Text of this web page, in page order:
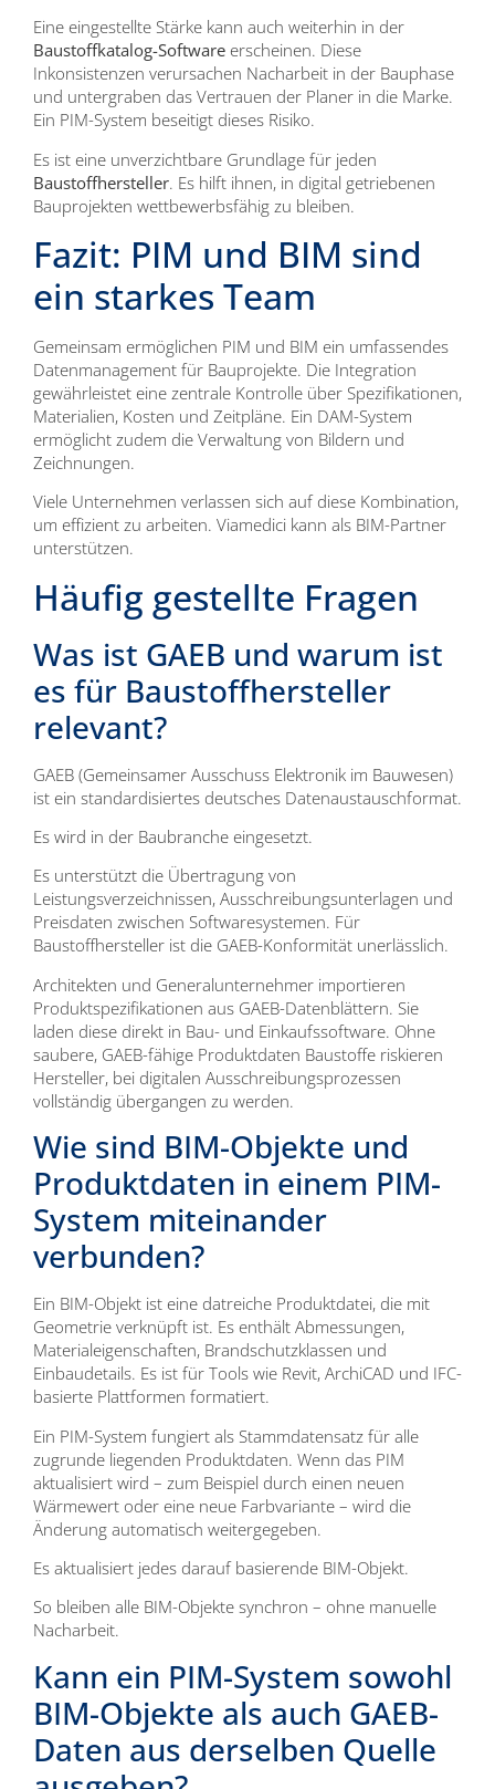
Eine eingestellte Stärke kann auch weiterhin in der
Baustoffkatalog-Software erscheinen. Diese
Inkonsistenzen verursachen Nacharbeit in der Bauphase
und untergraben das Vertrauen der Planer in die Marke.
Ein PIM-System beseitigt dieses Risiko.
Es ist eine unverzichtbare Grundlage für jeden
Baustoffhersteller. Es hilft ihnen, in digital getriebenen
Bauprojekten wettbewerbsfähig zu bleiben.
Fazit: PIM und BIM sind
ein starkes Team
Gemeinsam ermöglichen PIM und BIM ein umfassendes
Datenmanagement für Bauprojekte. Die Integration
gewährleistet eine zentrale Kontrolle über Spezifikationen,
Materialien, Kosten und Zeitpläne. Ein DAM-System
ermöglicht zudem die Verwaltung von Bildern und
Zeichnungen.
Viele Unternehmen verlassen sich auf diese Kombination,
um effizient zu arbeiten. Viamedici kann als BIM-Partner
unterstützen.
Häufig gestellte Fragen
Was ist GAEB und warum ist
es für Baustoffhersteller
relevant?
GAEB (Gemeinsamer Ausschuss Elektronik im Bauwesen)
ist ein standardisiertes deutsches Datenaustauschformat.
Es wird in der Baubranche eingesetzt.
Es unterstützt die Übertragung von
Leistungsverzeichnissen, Ausschreibungsunterlagen und
Preisdaten zwischen Softwaresystemen. Für
Baustoffhersteller ist die GAEB-Konformität unerlässlich.
Architekten und Generalunternehmer importieren
Produktspezifikationen aus GAEB-Datenblättern. Sie
laden diese direkt in Bau- und Einkaufssoftware. Ohne
saubere, GAEB-fähige Produktdaten Baustoffe riskieren
Hersteller, bei digitalen Ausschreibungsprozessen
vollständig übergangen zu werden.
Wie sind BIM-Objekte und
Produktdaten in einem PIM-
System miteinander
verbunden?
Ein BIM-Objekt ist eine datreiche Produktdatei, die mit
Geometrie verknüpft ist. Es enthält Abmessungen,
Materialeigenschaften, Brandschutzklassen und
Einbaudetails. Es ist für Tools wie Revit, ArchiCAD und IFC-
basierte Plattformen formatiert.
Ein PIM-System fungiert als Stammdatensatz für alle
zugrunde liegenden Produktdaten. Wenn das PIM
aktualisiert wird – zum Beispiel durch einen neuen
Wärmewert oder eine neue Farbvariante – wird die
Änderung automatisch weitergegeben.
Es aktualisiert jedes darauf basierende BIM-Objekt.
So bleiben alle BIM-Objekte synchron – ohne manuelle
Nacharbeit.
Kann ein PIM-System sowohl
BIM-Objekte als auch GAEB-
Daten aus derselben Quelle